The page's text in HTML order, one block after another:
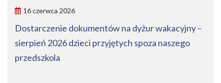
16 czerwca 2026
Dostarczenie dokumentów na dyżur wakacyjny –
sierpień 2026 dzieci przyjętych spoza naszego
przedszkola